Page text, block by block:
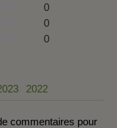
0
0
0
2022
commentaires pour